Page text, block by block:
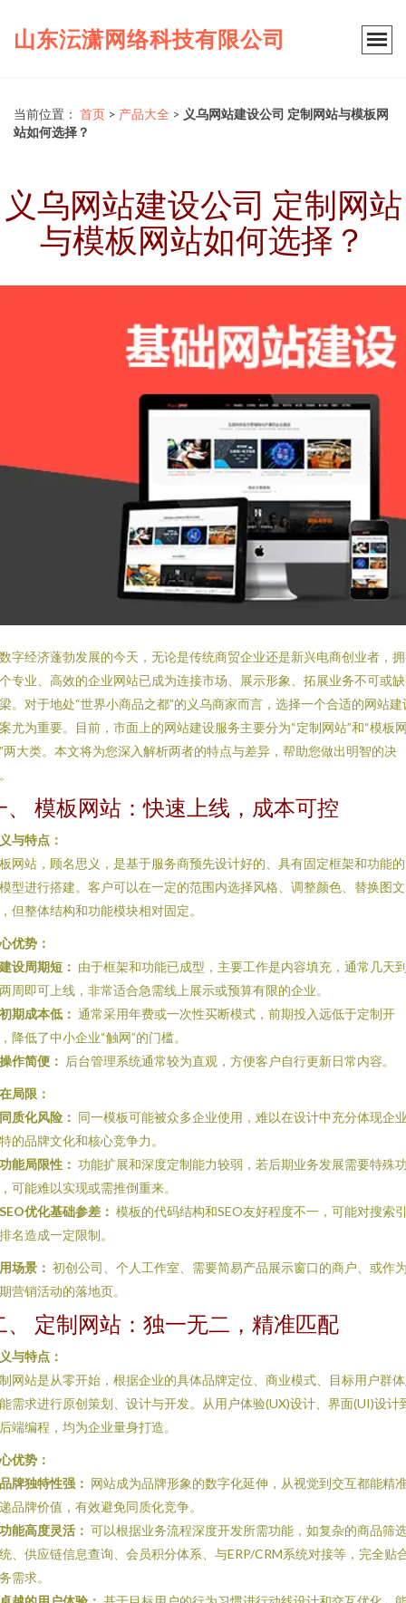
山东沄潇网络科技有限公司
当前位置： 首页 > 产品大全 > 义乌网站建设公司 定制网站与模板网
站如何选择？
义乌网站建设公司 定制网站
与模板网站如何选择？
字经济蓬勃发展的今天，无论是传统商贸企业还是新兴电商创业者，
专业、高效的企业网站已成为连接市场、展示形象、拓展业务不可或
。对于地处“世界小商品之都”的义乌商家而言，选择一个合适的网站建
尤为重要。目前，市面上的网站建设服务主要分为“定制网站”和“模板
两大类。本文将为您深入解析两者的特点与差异，帮助您做出明智的决
、 模板网站：快速上线，成本可控
与特点：
网站，顾名思义，是基于服务商预先设计好的、具有固定框架和功能
型进行搭建。客户可以在一定的范围内选择风格、调整颜色、替换图
但整体结构和功能模块相对固定。
优势：
建设周期短： 由于框架和功能已成型，主要工作是内容填充，通常几天
周即可上线，非常适合急需线上展示或预算有限的企业。
初期成本低： 通常采用年费或一次性买断模式，前期投入远低于定制开
降低了中小企业“触网”的门槛。
操作简便： 后台管理系统通常较为直观，方便客户自行更新日常内容。
局限：
同质化风险： 同一模板可能被众多企业使用，难以在设计中充分体现企
的品牌文化和核心竞争力。
功能局限性： 功能扩展和深度定制能力较弱，若后期业务发展需要特殊
可能难以实现或需推倒重来。
SEO优化基础参差： 模板的代码结构和SEO友好程度不一，可能对搜索
名造成一定限制。
场景： 初创公司、个人工作室、需要简易产品展示窗口的商户、或作
营销活动的落地页。
、 定制网站：独一无二，精准匹配
与特点：
网站是从零开始，根据企业的具体品牌定位、商业模式、目标用户群
需求进行原创策划、设计与开发。从用户体验(UX)设计、界面(UI)设计
端编程，均为企业量身打造。
优势：
品牌独特性强： 网站成为品牌形象的数字化延伸，从视觉到交互都能精
品牌价值，有效避免同质化竞争。
功能高度灵活： 可以根据业务流程深度开发所需功能，如复杂的商品筛
、供应链信息查询、会员积分体系、与ERP/CRM系统对接等，完全贴
需求。